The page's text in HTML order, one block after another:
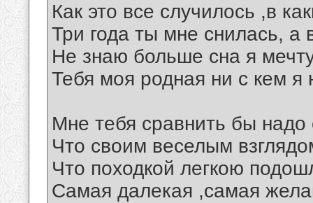
Как это все случилось ,в
Три года ты мне снилась, а
Не знаю больше сна я
Тебя моя родная ни с кем я
Мне тебя сравнить бы
Что своим веселым
Что походкой легкою
Самая далекая ,самая